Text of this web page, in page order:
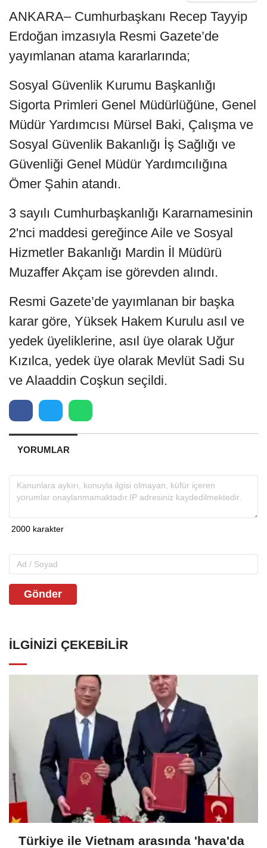
ANKARA– Cumhurbaşkanı Recep Tayyip
Erdoğan imzasıyla Resmi Gazete’de
yayımlanan atama kararlarında;
Sosyal Güvenlik Kurumu Başkanlığı
Sigorta Primleri Genel Müdürlüğüne, Genel
Müdür Yardımcısı Mürsel Baki, Çalışma ve
Sosyal Güvenlik Bakanlığı İş Sağlığı ve
Güvenliği Genel Müdür Yardımcılığına
Ömer Şahin atandı.
3 sayılı Cumhurbaşkanlığı Kararnamesinin
2'nci maddesi gereğince Aile ve Sosyal
Hizmetler Bakanlığı Mardin İl Müdürü
Muzaffer Akçam ise görevden alındı.
Resmi Gazete’de yayımlanan bir başka
karar göre, Yüksek Hakem Kurulu asıl ve
yedek üyeliklerine, asıl üye olarak Uğur
Kızılca, yedek üye olarak Mevlüt Sadi Su
ve Alaaddin Coşkun seçildi.
YORUMLAR
Gönder
İLGINIZI ÇEKEBILIR
Türkiye ile Vietnam arasında 'hava'da